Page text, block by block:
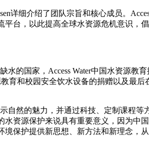
详细介绍了团队宗旨和核心成员。
台，以此提高全球水资源危机意识，
的国家，Access Water中国水资源教
育和校园安全饮水设备的捐赠以及最
自然的魅力，并通过科技、定制课程
资源保护来说具有重要意义，因为中
保护提供新思想、新方法和新理念，